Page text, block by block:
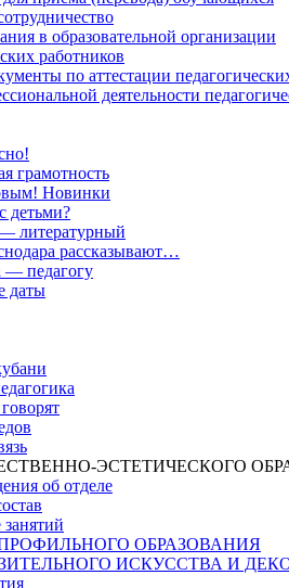
в образовательной организации
работников
по аттестации
деятельности
грамотность
Новинки
детьми?
литературный
рассказывают…
— педагогу
даты
ЭСТЕТИЧЕСКОГО
об отделе
ОБРАЗОВАНИЯ
ИСКУССТВА И